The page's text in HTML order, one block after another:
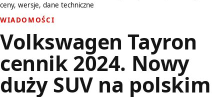
Wiadomości
Premiery
Porady motoryzacyjne
Pozostałe artykuły
ceny, wersje, dane techniczne
WIADOMOŚCI
Volkswagen Tayron
cennik 2024. Nowy
duży SUV na polskim